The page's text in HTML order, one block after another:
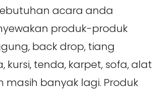
acara anda
produk-produk
back drop, tiang
kursi, tenda, karpet, sofa, alat
masih banyak lagi. Produk